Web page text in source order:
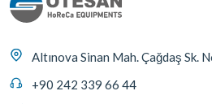
Altınova Sinan Mah. Çağdaş Sk.
+90 242 339 66 44